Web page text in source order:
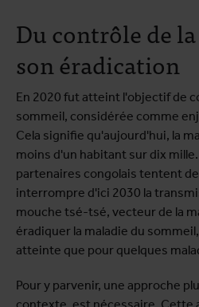
Du contrôle de
son éradication
En 2020 fut atteint l'objectif de
sommeil, considérée comme
Cela signifie qu'aujourd'hui, la
moins d'un habitant sur dix
partenaires congolais tentent
interrompre d'ici 2030 la
mouche tsé-tsé, vecteur de la
éradiquer la maladie du
atteinte que pour quelques
Pour y parvenir, une approche
contexte, est nécessaire. Cette